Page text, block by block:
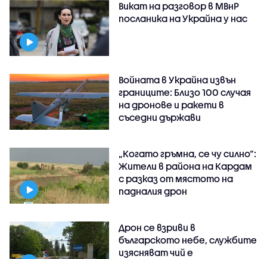
Викат на разговор в МВнР
посланика на Украйна у нас
Войната в Украйна извън
границите: Близо 100 случая
на дронове и ракети в
съседни държави
„Когато гръмна, се чу силно“:
Жители в района на Кардам
с разказ от мястото на
падналия дрон
Дрон се взриви в
българското небе, службите
изясняват чий е